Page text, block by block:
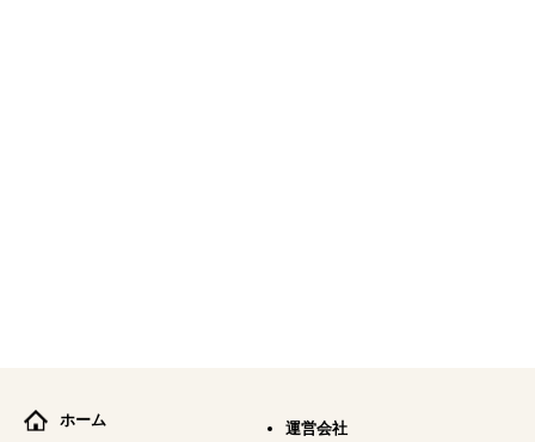
ホーム 運営会社